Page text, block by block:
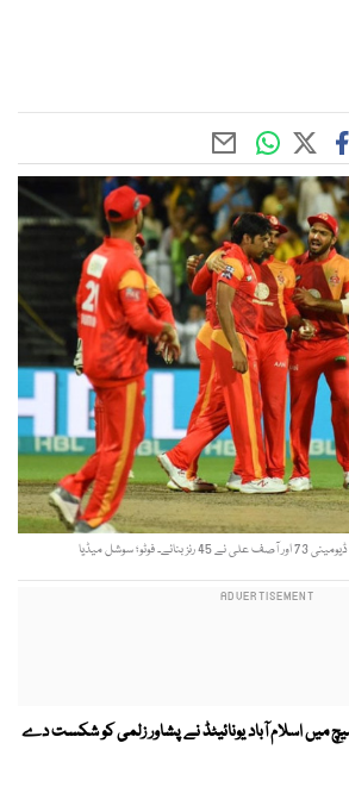
فوٹو؛ سوشل میڈیا
میں اسلام آباد یونائیٹڈ نے پشاور زلمی کو شکست دے